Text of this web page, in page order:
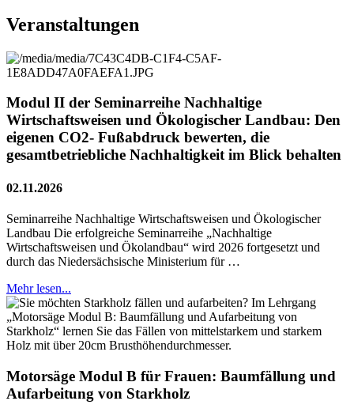
Veranstaltungen
Modul II der Seminarreihe Nachhaltige
Wirtschaftsweisen und Ökologischer Landbau: Den
eigenen CO2- Fußabdruck bewerten, die
gesamtbetriebliche Nachhaltigkeit im Blick behalten
02.11.2026
Seminarreihe Nachhaltige Wirtschaftsweisen und Ökologischer
Landbau Die erfolgreiche Seminarreihe „Nachhaltige
Wirtschaftsweisen und Ökolandbau“ wird 2026 fortgesetzt und
durch das Niedersächsische Ministerium für …
Mehr lesen...
Motorsäge Modul B für Frauen: Baumfällung und
Aufarbeitung von Starkholz